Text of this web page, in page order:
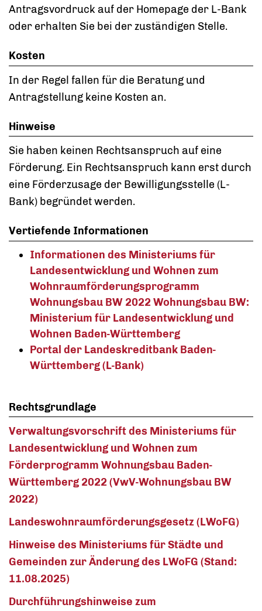
Antragsvordruck auf der Homepage der L-Bank
oder erhalten Sie bei der zuständigen Stelle.
Kosten
In der Regel fallen für die Beratung und
Antragstellung keine Kosten an.
Hinweise
Sie haben keinen Rechtsanspruch auf eine
Förderung. Ein Rechtsanspruch kann erst durch
eine Förderzusage der Bewilligungsstelle (L-
Bank) begründet werden.
Vertiefende Informationen
Informationen des Ministeriums für
Landesentwicklung und Wohnen zum
Wohnraumförderungsprogramm
Wohnungsbau BW 2022 Wohnungsbau BW:
Ministerium für Landesentwicklung und
Wohnen Baden-Württemberg
Portal der Landeskreditbank Baden-
Württemberg (L-Bank)
Rechtsgrundlage
Verwaltungsvorschrift des Ministeriums für
Landesentwicklung und Wohnen zum
Förderprogramm Wohnungsbau Baden-
Württemberg 2022 (VwV-Wohnungsbau BW
2022)
Landeswohnraumförderungsgesetz (LWoFG)
Hinweise des Ministeriums für Städte und
Gemeinden zur Änderung des LWoFG (Stand:
11.08.2025)
Durchführungshinweise zum